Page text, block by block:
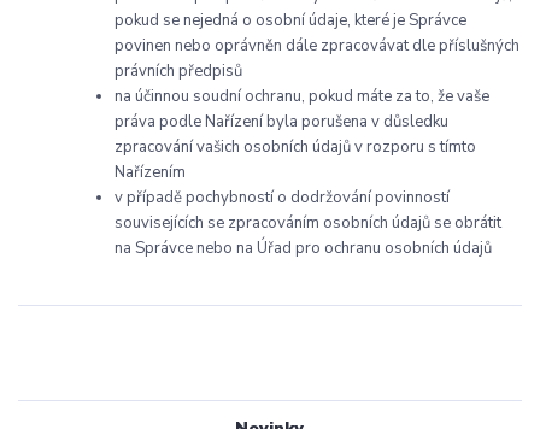
pokud se nejedná o osobní údaje, které je Správce
povinen nebo oprávněn dále zpracovávat dle příslušných
právních předpisů
na účinnou soudní ochranu, pokud máte za to, že vaše
práva podle Nařízení byla porušena v důsledku
zpracování vašich osobních údajů v rozporu s tímto
Nařízením
v případě pochybností o dodržování povinností
souvisejících se zpracováním osobních údajů se obrátit
na Správce nebo na Úřad pro ochranu osobních údajů